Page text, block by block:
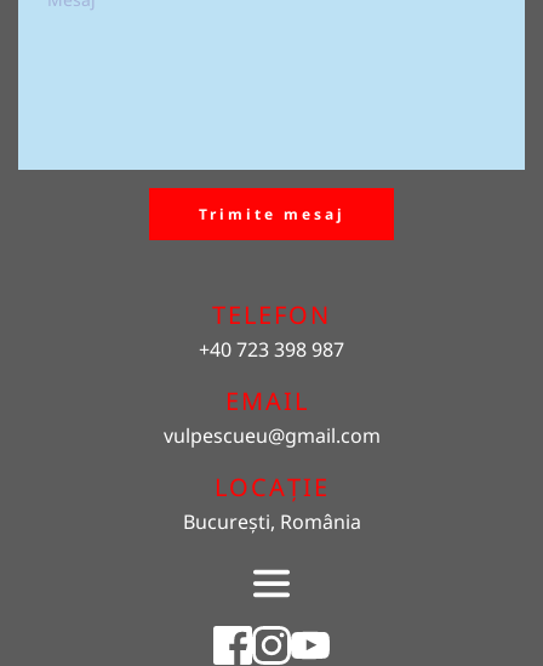
Trimite mesaj
TELEFON
+40 723 398 987
EMAIL
vulpescueu@gmail.com
LOCAȚIE
București, România